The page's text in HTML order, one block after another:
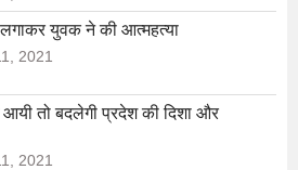
युवक ने की आत्महत्या
2021
आयी तो बदलेगी प्रदेश की दिशा और
2021